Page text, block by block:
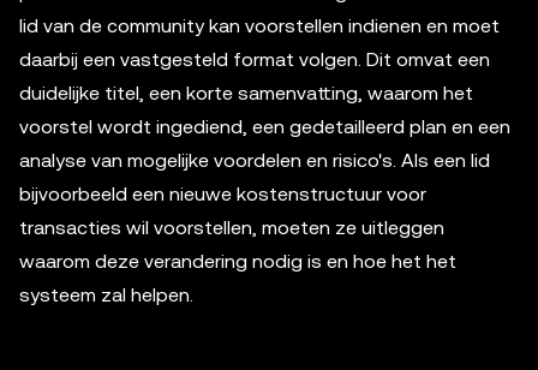
lid van de community kan voorstellen indienen en moet
daarbij een vastgesteld format volgen. Dit omvat een
duidelijke titel, een korte samenvatting, waarom het
voorstel wordt ingediend, een gedetailleerd plan en een
analyse van mogelijke voordelen en risico's. Als een lid
bijvoorbeeld een nieuwe kostenstructuur voor
transacties wil voorstellen, moeten ze uitleggen
waarom deze verandering nodig is en hoe het het
systeem zal helpen.